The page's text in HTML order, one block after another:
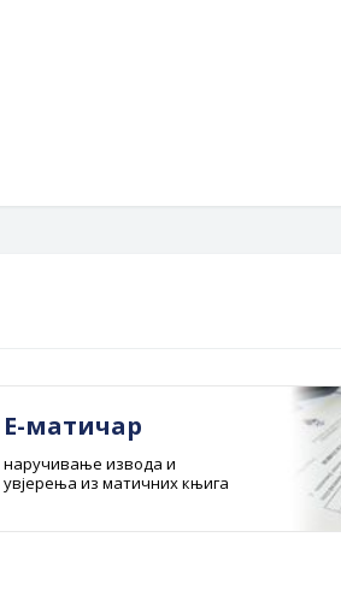
Е-матичар
наручивање извода и
увјерења из матичних књига